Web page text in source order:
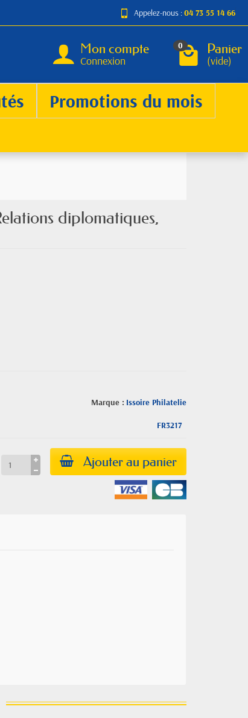
Appelez-nous :04 73 55 14 66
Mon compte
Connexion
0 Panier
(vide)
Promotions du mois
diplomatiques,
Marque : Issoire Philatelie
FR3217
Ajouter au panier